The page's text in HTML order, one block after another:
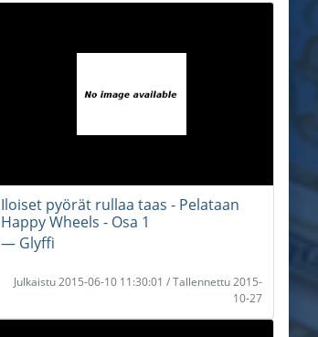
Iloiset pyörät rullaa taas - Pelataan
Happy Wheels - Osa 1
― Glyffi
Julkaistu 2015-06-10 11:30:01 / Tallennettu 2015-
10-27